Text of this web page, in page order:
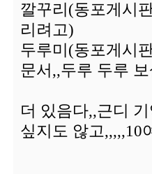
깔꾸리(동포게시
리려고)
두루미(동포게시
문서,,두루 두루
더 있음다,,근디
싶지도 않고,,,,,10